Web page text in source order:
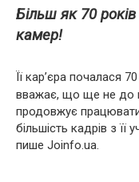
Більш як 70 років
камер!
Її кар’єра почалася
вважає, що ще не до
продовжує
більшість кадрів з
пише Joinfo.ua.